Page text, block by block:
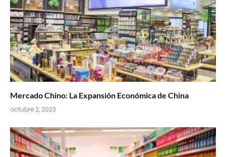
Mercado Chino: La Expansión Económica de China
octubre 2, 2023